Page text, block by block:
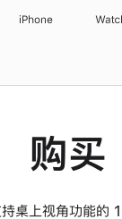
iPhone
购
桌上视角功能的